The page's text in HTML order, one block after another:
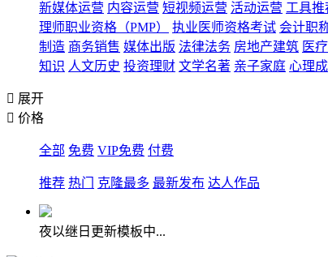
新媒体运营 内容运营 短视频运营 活动运营 工具推
理师职业资格（PMP）
执业医师资格考试 会计职
制造 商务销售 媒体出版 法律法务 房地产建筑 医
知识 人文历史 投资理财 文学名著 亲子家庭 心理
 展开
 价格
全部 免费 VIP免费 付费
推荐 热门 克隆最多 最新发布 达人作品
夜以继日更新模板中...